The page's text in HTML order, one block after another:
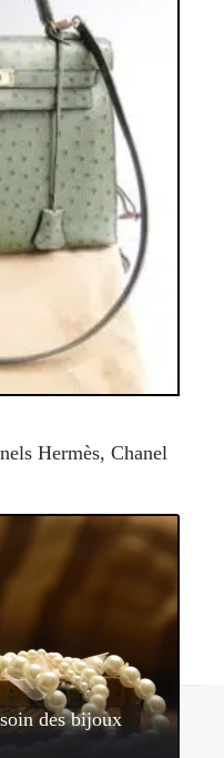
Hermès, Chanel
des bijoux
Sitemap